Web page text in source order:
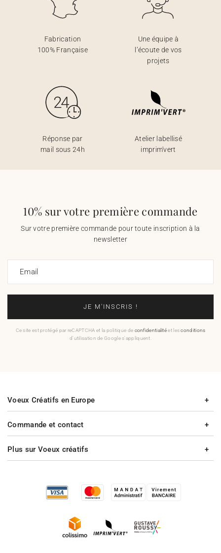
Fabrication
100% Française
Une équipe à
l’écoute de vos
projets
Réponse par
mail sous 24h
Atelier labellisé
imprim'vert
10% sur votre première commande
Sur votre première commande pour toute inscription à la
newsletter
Email
JE M'INSCRIS !
Ce site est protégé par reCAPTCHA et la politique de confidentialitéet lesconditions
d'utilisation de Google s'appliquent.
Commande et contact
Plus sur Voeux créatifs
Voeux Créatifs en Europe